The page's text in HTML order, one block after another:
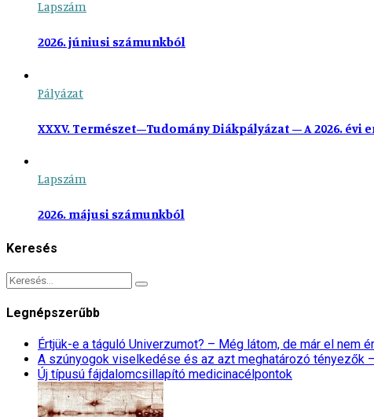
Lapszám
2026. júniusi számunkból
Pályázat
XXXV. Természet–Tudomány Diákpályázat – A 2026.
Lapszám
2026. májusi számunkból
Keresés
Legnépszerűbb
Értjük-e a táguló Univerzumot? – Még látom, de már el nem
A szúnyogok viselkedése és az azt meghatározó tényezők
Új típusú fájdalomcsillapító medicinacélpontok